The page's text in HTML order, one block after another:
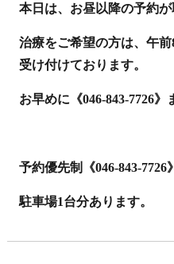
本日は、お昼以降の予約が
治療をご希望の方は、午
受け付けております。
お早めに《046-843-7726》
予約優先制《046-843-7726
駐車場1台分あります。